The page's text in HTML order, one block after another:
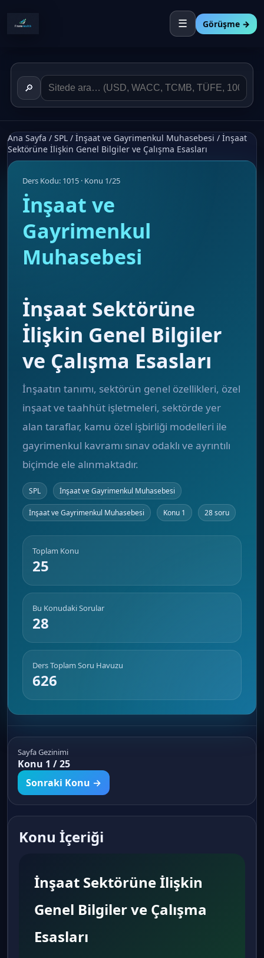
☰ Görüşme →
🔎
Ana Sayfa / SPL / İnşaat ve Gayrimenkul Muhasebesi / İnşaat
Sektörüne İlişkin Genel Bilgiler ve Çalışma Esasları
Ders Kodu: 1015 · Konu 1/25
İnşaat ve
Gayrimenkul
Muhasebesi
İnşaat Sektörüne
İlişkin Genel Bilgiler
ve Çalışma Esasları
İnşaatın tanımı, sektörün genel özellikleri, özel
inşaat ve taahhüt işletmeleri, sektörde yer
alan taraflar, kamu özel işbirliği modelleri ile
gayrimenkul kavramı sınav odaklı ve ayrıntılı
biçimde ele alınmaktadır.
SPL İnşaat ve Gayrimenkul Muhasebesi
İnşaat ve Gayrimenkul Muhasebesi Konu 1 28 soru
Toplam Konu
25
Bu Konudaki Sorular
28
Ders Toplam Soru Havuzu
626
Sayfa Gezinimi
Konu 1 / 25
Sonraki Konu →
Konu İçeriği
İnşaat Sektörüne İlişkin
Genel Bilgiler ve Çalışma
Esasları